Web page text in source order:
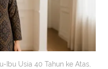
Ibu Usia 40 Tahun ke Atas,